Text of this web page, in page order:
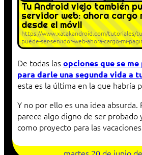
Tu Android viejo también
servidor web: ahora cargo
desde el móvil
https://www.xatakandroid.com/tutoriales/
puede-ser-servidor-web-ahora-cargo-mi-
De todas lasopciones que se
para darle una segunda vida a
esta es la última en la que habría
Y no por ello es una idea absurda.
parece algo digno de ser probado
como proyecto para las